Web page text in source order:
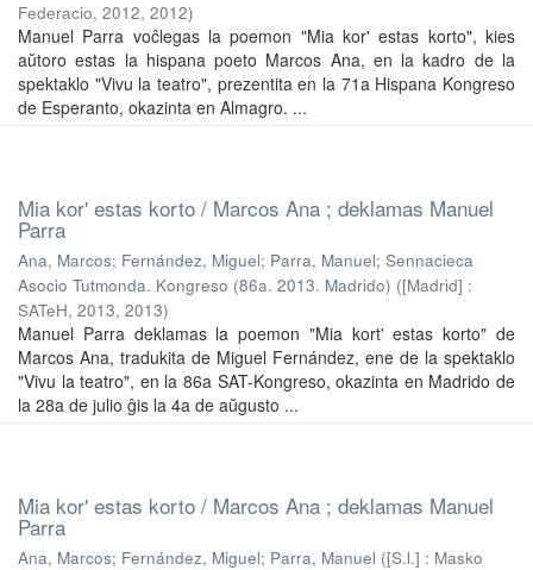
Federacio, 2012, 2012)
Manuel Parra voĉlegas la poemon "Mia kor' estas korto", kies
aŭtoro estas la hispana poeto Marcos Ana, en la kadro de la
spektaklo "Vivu la teatro", prezentita en la 71a Hispana Kongreso
de Esperanto, okazinta en Almagro. ...
Mia kor' estas korto / Marcos Ana ; deklamas Manuel
Parra
Ana, Marcos; Fernández, Miguel; Parra, Manuel; Sennacieca
Asocio Tutmonda. Kongreso (86a. 2013. Madrido) ([Madrid] :
SATeH, 2013, 2013)
Manuel Parra deklamas la poemon "Mia kort' estas korto" de
Marcos Ana, tradukita de Miguel Fernández, ene de la spektaklo
"Vivu la teatro", en la 86a SAT-Kongreso, okazinta en Madrido de
la 28a de julio ĝis la 4a de aŭgusto ...
Mia kor' estas korto / Marcos Ana ; deklamas Manuel
Parra
Ana, Marcos; Fernández, Miguel; Parra, Manuel ([S.l.] : Masko